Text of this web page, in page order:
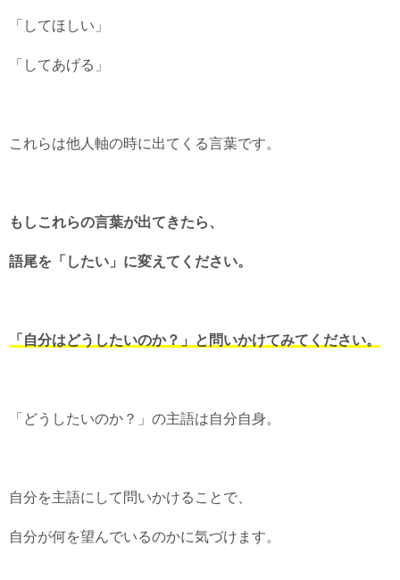
「してほしい」
「してあげる」
これらは他人軸の時に出てくる言葉です。
もしこれらの言葉が出てきたら、
語尾を「したい」に変えてください。
「自分はどうしたいのか？」と問いかけてみてください。
「どうしたいのか？」の主語は自分自身。
自分を主語にして問いかけることで、
自分が何を望んでいるのかに気づけます。